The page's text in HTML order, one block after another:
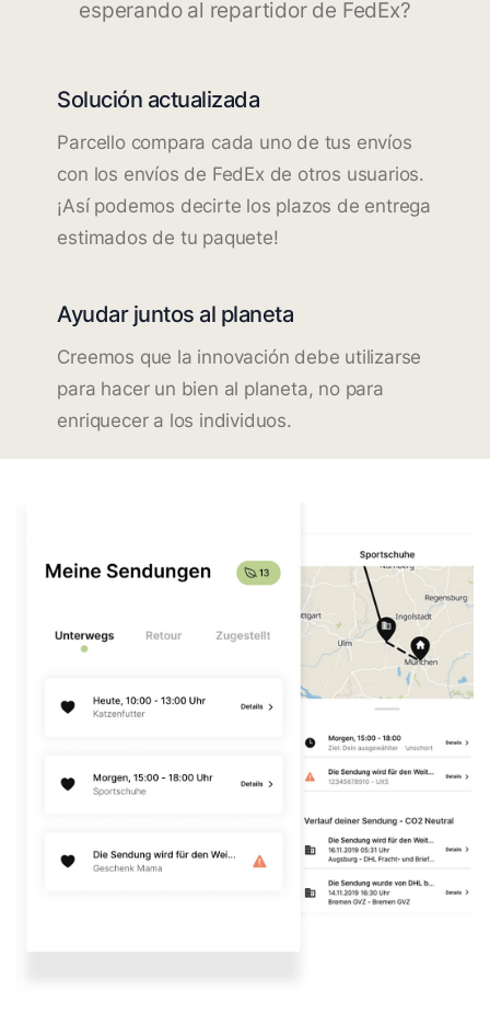
esperando al repartidor de FedEx?
Solución actualizada
Parcello compara cada uno de tus envíos
con los envíos de FedEx de otros usuarios.
¡Así podemos decirte los plazos de entrega
estimados de tu paquete!
Ayudar juntos al planeta
Creemos que la innovación debe utilizarse
para hacer un bien al planeta, no para
enriquecer a los individuos.